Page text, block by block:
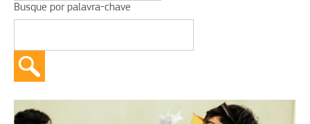
Busque por palavra-chave